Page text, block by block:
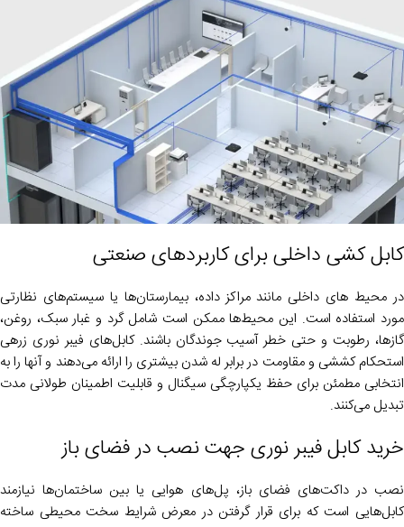
کابل کشی داخلی برای کاربردهای صنعتی
در محیط‌ های داخلی مانند مراکز داده، بیمارستان‌ها یا سیستم‌های نظارتی
مورد استفاده است. این محیط‌ها ممکن است شامل گرد و غبار سبک، روغن،
گازها، رطوبت و حتی خطر آسیب جوندگان باشند. کابل‌های فیبر نوری زرهی
استحکام کششی و مقاومت در برابر له شدن بیشتری را ارائه می‌دهند و آنها را به
انتخابی مطمئن برای حفظ یکپارچگی سیگنال و قابلیت اطمینان طولانی مدت
تبدیل می‌کنند.
خرید کابل فیبر نوری جهت نصب در فضای باز
نصب در داکت‌های فضای باز، پل‌های هوایی یا بین ساختمان‌ها نیازمند
کابل‌هایی است که برای قرار گرفتن در معرض شرایط سخت محیطی ساخته